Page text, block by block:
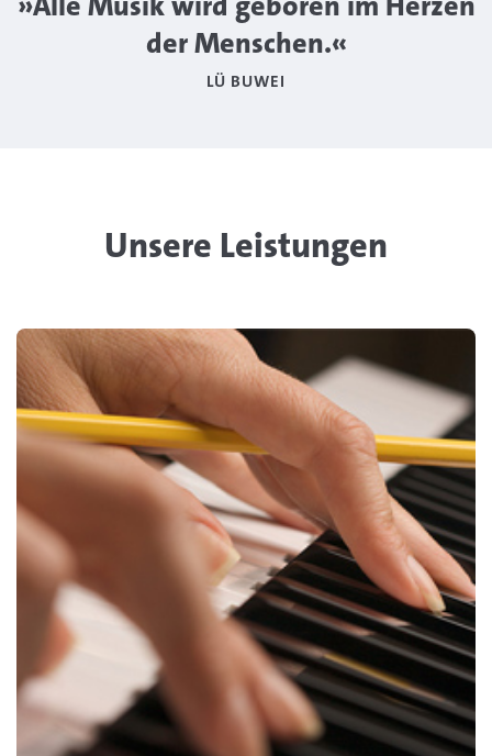
der Menschen.«
LÜ BUWEI
Unsere Leistungen